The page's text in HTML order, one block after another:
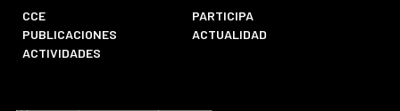
CCE
PARTICIPA
PUBLICACIONES
ACTUALIDAD
ACTIVIDADES